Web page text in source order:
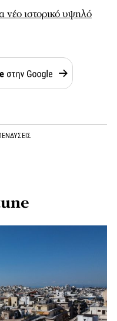
ιστορικό υψηλό